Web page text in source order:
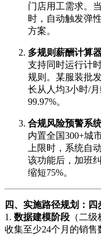
门店用工需求。
时，自动触发弹
方案。
多规则薪酬计算
支持同时运行计
规则。某服装批
长从人均3小时/
99.97%。
合规风险预警系
内置全国300+城
上限时，系统自
该功能后，加班
缩短75%。
四、实施路径规划：
1. 数据建模阶段 （二级
收集至少24个月的销售